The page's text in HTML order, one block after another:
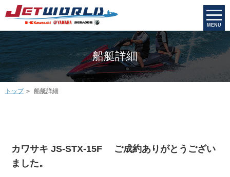
MENU
船艇詳細
トップ 船艇詳細
カワサキ JS-STX-15F ご成約ありがとうござい
ました。